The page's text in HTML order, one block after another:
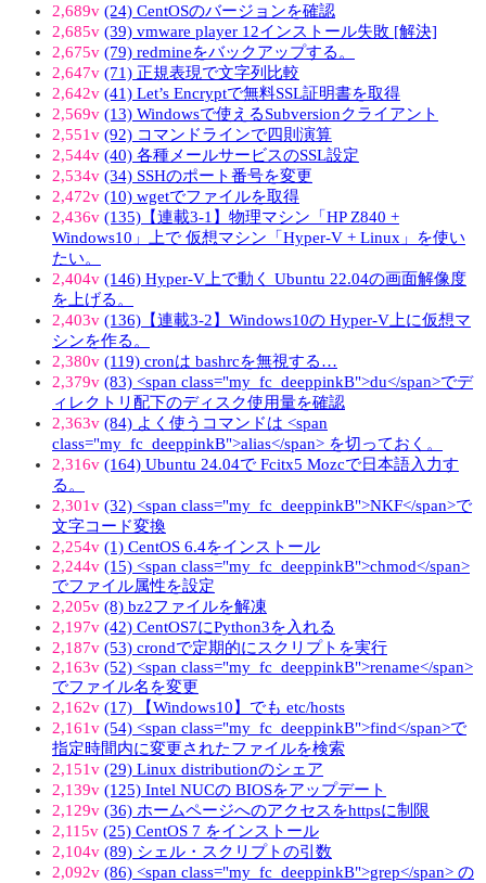
2,689v (24) CentOSのバージョンを確認
2,685v (39) vmware player 12インストール失敗 [解決]
2,675v (79) redmineをバックアップする。
2,647v (71) 正規表現で文字列比較
2,642v (41) Let’s Encryptで無料SSL証明書を取得
2,569v (13) Windowsで使えるSubversionクライアント
2,551v (92) コマンドラインで四則演算
2,544v (40) 各種メールサービスのSSL設定
2,534v (34) SSHのポート番号を変更
2,472v (10) wgetでファイルを取得
2,436v (135)【連載3-1】物理マシン「HP Z840 +
Windows10」上で 仮想マシン「Hyper-V + Linux」を使い
たい。
2,404v (146) Hyper-V上で動く Ubuntu 22.04の画面解像度
を上げる。
2,403v (136)【連載3-2】Windows10の Hyper-V上に仮想マ
シンを作る。
2,380v (119) cronは bashrcを無視する…
2,379v (83) <span class="my_fc_deeppinkB">du</span>でデ
ィレクトリ配下のディスク使用量を確認
2,363v (84) よく使うコマンドは <span
class="my_fc_deeppinkB">alias</span> を切っておく。
2,316v (164) Ubuntu 24.04で Fcitx5 Mozcで日本語入力す
る。
2,301v (32) <span class="my_fc_deeppinkB">NKF</span>で
文字コード変換
2,254v (1) CentOS 6.4をインストール
2,244v (15) <span class="my_fc_deeppinkB">chmod</span>
でファイル属性を設定
2,205v (8) bz2ファイルを解凍
2,197v (42) CentOS7にPython3を入れる
2,187v (53) crondで定期的にスクリプトを実行
2,163v (52) <span class="my_fc_deeppinkB">rename</span>
でファイル名を変更
2,162v (17) 【Windows10】でも etc/hosts
2,161v (54) <span class="my_fc_deeppinkB">find</span>で
指定時間内に変更されたファイルを検索
2,151v (29) Linux distributionのシェア
2,139v (125) Intel NUCの BIOSをアップデート
2,129v (36) ホームページへのアクセスをhttpsに制限
2,115v (25) CentOS 7 をインストール
2,104v (89) シェル・スクリプトの引数
2,092v (86) <span class="my_fc_deeppinkB">grep</span> の